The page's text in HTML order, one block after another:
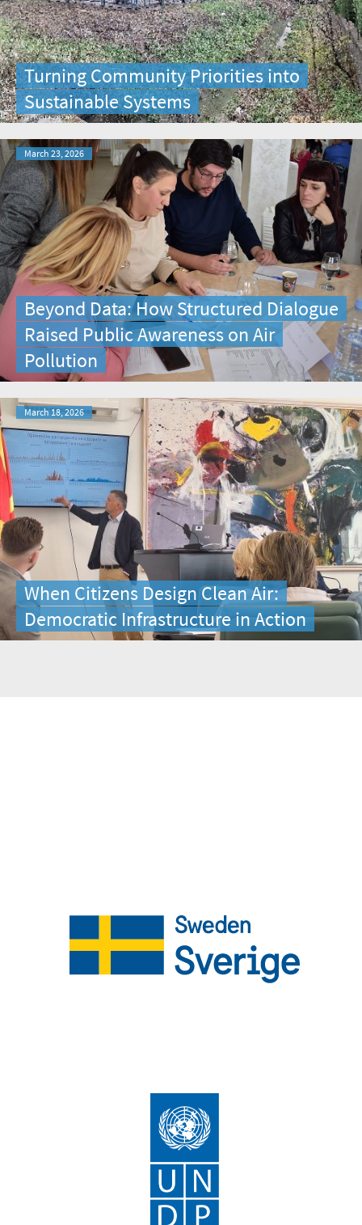
Turning Community Priorities into
Sustainable Systems
March 23, 2026
Beyond Data: How Structured Dialogue
Raised Public Awareness on Air
Pollution
March 18, 2026
When Citizens Design Clean Air:
Democratic Infrastructure in Action